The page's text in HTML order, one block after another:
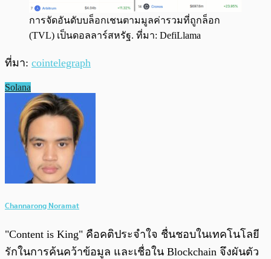
การจัดอันดับบล็อกเชนตามมูลค่ารวมที่ถูกล็อก
(TVL) เป็นดอลลาร์สหรัฐ. ที่มา: DefiLlama
ที่มา: cointelegraph
Solana
Channarong Noramat
"Content is King" คือคติประจำใจ ชื่นชอบในเทคโนโลยี
รักในการค้นคว้าข้อมูล และเชื่อใน Blockchain จึงผันตัว